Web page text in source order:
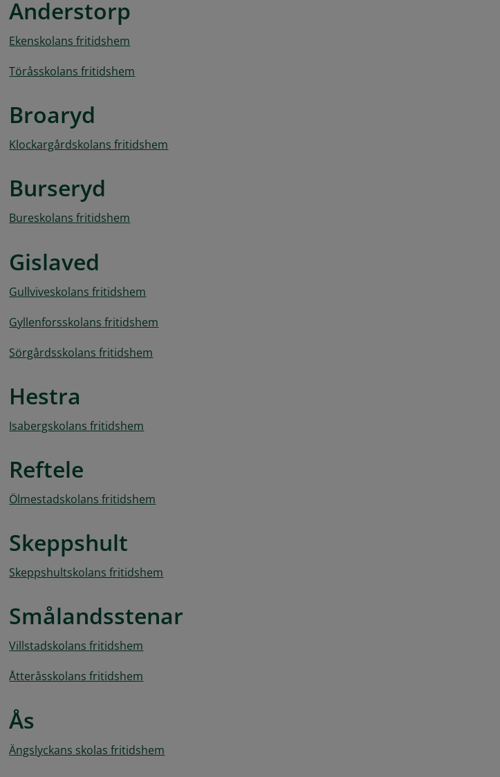
Anderstorp
Ekenskolans fritidshem
Töråsskolans fritidshem
Broaryd
Klockargårdskolans fritidshem
Burseryd
Bureskolans fritidshem
Gislaved
Gullviveskolans fritidshem
Gyllenforsskolans fritidshem
Sörgårdsskolans fritidshem
Hestra
Isabergskolans fritidshem
Reftele
Ölmestadskolans fritidshem
Skeppshult
Skeppshultskolans fritidshem
Smålandsstenar
Villstadskolans fritidshem
Åtteråsskolans fritidshem
Ås
Ängslyckans skolas fritidshem